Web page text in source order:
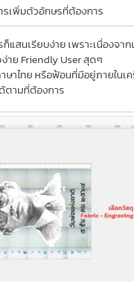
รเพิ่มตัวอักษรที่ต้องการ
แสนเรียบง่าย เพราะเนื่องจา
าย Friendly User สุดๆ
ษาไทย หรือฟ้อนที่มีอยู่ภายในเ
ตามที่ต้องการ